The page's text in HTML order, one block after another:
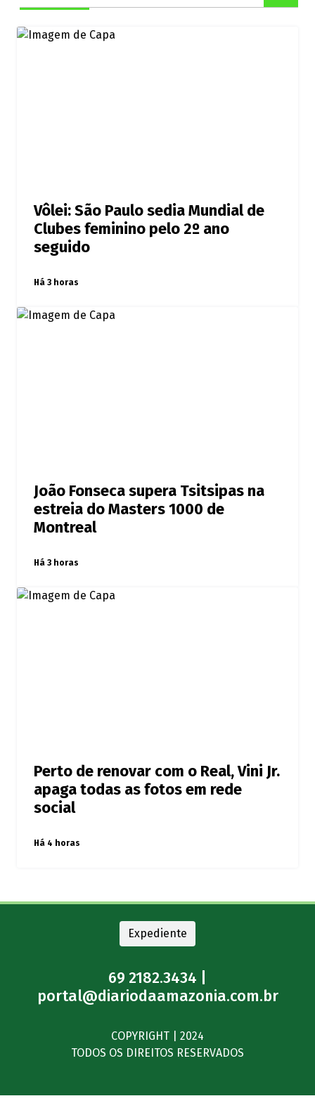
Vôlei: São Paulo sedia Mundial de
Clubes feminino pelo 2º ano
seguido
Há 3 horas
João Fonseca supera Tsitsipas na
estreia do Masters 1000 de
Montreal
Há 3 horas
Perto de renovar com o Real, Vini Jr.
apaga todas as fotos em rede
social
Há 4 horas
Expediente
69 2182.3434 |
portal@diariodaamazonia.com.br
COPYRIGHT | 2024
TODOS OS DIREITOS RESERVADOS